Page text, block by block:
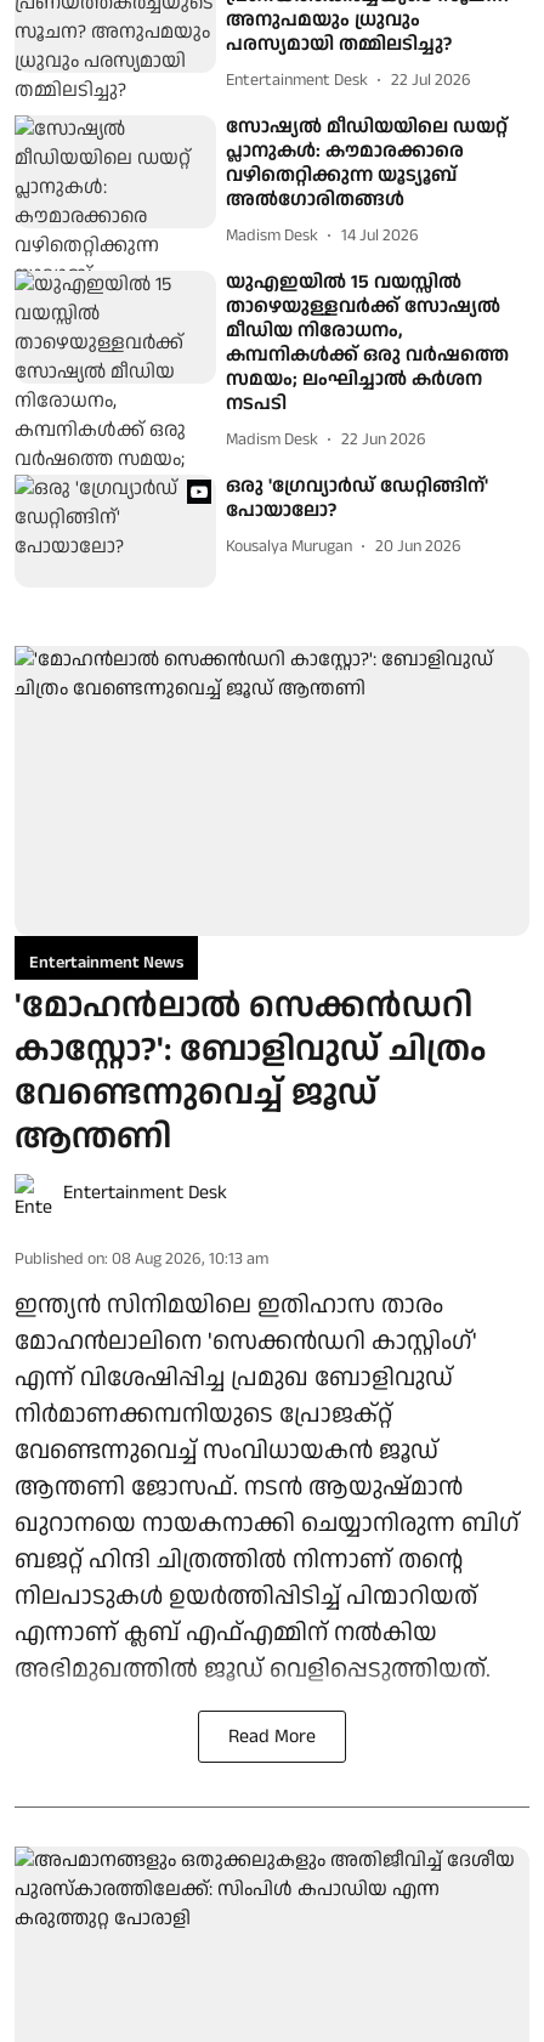
അനുപമയും ധ്രുവും
പരസ്യമായി തമ്മിലടിച്ചു?
Entertainment Desk 22 Jul 2026
സോഷ്യൽ മീഡിയയിലെ ഡയറ്റ്
പ്ലാനുകൾ: കൗമാരക്കാരെ
വഴിതെറ്റിക്കുന്ന യൂട്യൂബ്
അൽഗോരിതങ്ങൾ
Madism Desk 14 Jul 2026
യുഎഇയിൽ 15 വയസ്സിൽ
താഴെയുള്ളവർക്ക് സോഷ്യൽ
മീഡിയ നിരോധനം,
കമ്പനികൾക്ക് ഒരു വർഷത്തെ
സമയം; ലംഘിച്ചാൽ കർശന
നടപടി
Madism Desk 22 Jun 2026
ഒരു 'ഗ്രേവ്യാര്‍ഡ് ഡേറ്റിങ്ങിന്'
പോയാലോ?
Kousalya Murugan 20 Jun 2026
Entertainment News
'മോഹൻലാൽ സെക്കൻഡറി
കാസ്റ്റോ?': ബോളിവുഡ് ചിത്രം
വേണ്ടെന്നുവെച്ച് ജൂഡ്
ആന്തണി
Entertainment Desk
Published on: 08 Aug 2026, 10:13 am
ഇന്ത്യൻ സിനിമയിലെ ഇതിഹാസ താരം
മോഹൻലാലിനെ 'സെക്കൻഡറി കാസ്റ്റിംഗ്'
എന്ന് വിശേഷിപ്പിച്ച പ്രമുഖ ബോളിവുഡ്
നിർമാണക്കമ്പനിയുടെ പ്രോജക്റ്റ്
വേണ്ടെന്നുവെച്ച് സംവിധായകൻ ജൂഡ്
ആന്തണി ജോസഫ്. നടൻ ആയുഷ്മാൻ
ഖുറാനയെ നായകനാക്കി ചെയ്യാനിരുന്ന ബിഗ്
ബജറ്റ് ഹിന്ദി ചിത്രത്തിൽ നിന്നാണ് തന്റെ
നിലപാടുകൾ ഉയർത്തിപ്പിടിച്ച് പിന്മാറിയത്
എന്നാണ് ക്ലബ് എഫ്എമ്മിന് നല്‍കിയ
അഭിമുഖത്തില്‍ ജൂഡ് വെളിപ്പെടുത്തിയത്.
Read More